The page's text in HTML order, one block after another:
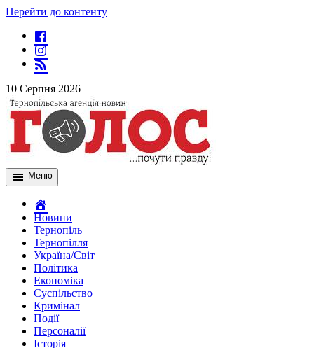
Перейти до контенту
10 Серпня 2026
Меню
Новини
Тернопіль
Тернопілля
Україна/Світ
Політика
Економіка
Суспільство
Кримінал
Події
Персоналії
Історія